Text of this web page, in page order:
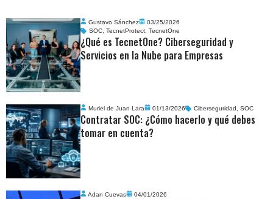
Gustavo Sánchez
03/25/2026
SOC ,TecnetProtect ,TecnetOne
¿Qué es TecnetOne? Ciberseguridad y
Servicios en la Nube para Empresas
Muriel de Juan Lara 01/13/2026 Ciberseguridad,SOC
Contratar SOC: ¿Cómo hacerlo y qué debes
tomar en cuenta?
Adan Cuevas
04/01/2026